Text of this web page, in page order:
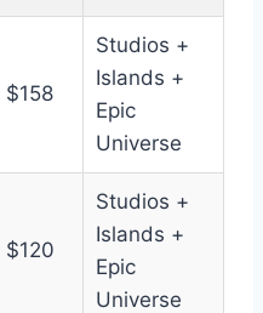
$158
Studios +
Islands +
Epic
Universe
$120
Studios +
Islands +
Epic
Universe